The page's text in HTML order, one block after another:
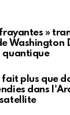
»
Washington
quantique
fait plus que
dans